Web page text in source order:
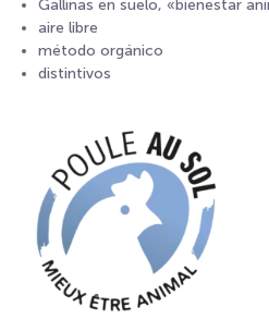
Gallinas en suelo, «bienestar
aire libre
método orgánico
distintivos